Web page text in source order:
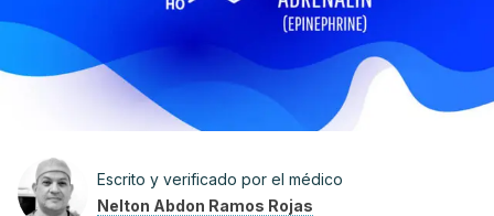
Escrito y verificado por el médico
Nelton Abdon Ramos Rojas